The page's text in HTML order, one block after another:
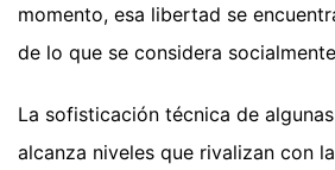
momento, esa libertad se
de lo que se considera
La sofisticación técnica de
alcanza niveles que rivalizan con